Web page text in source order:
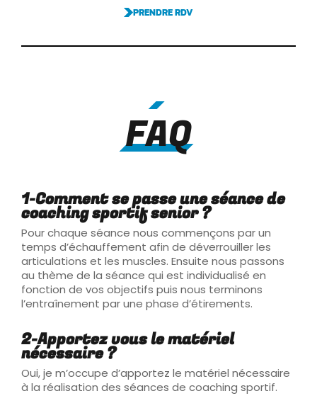
PRENDRE RDV
FAQ
1-Comment se passe une séance de
coaching sportif senior ?
Pour chaque séance nous commençons par un
temps d’échauffement afin de déverrouiller les
articulations et les muscles. Ensuite nous passons
au thème de la séance qui est individualisé en
fonction de vos objectifs puis nous terminons
l’entraînement par une phase d’étirements.
2-Apportez vous le matériel
nécessaire ?
Oui, je m’occupe d’apportez le matériel nécessaire
à la réalisation des séances de coaching sportif.